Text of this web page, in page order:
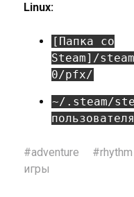
Linux:
[Папка со
Steam]/
0/pfx/
~/.steam/
#adventure #rhythm
игры